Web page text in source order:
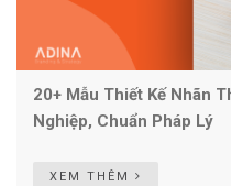
20+ Mẫu Thiết Kế Nhãn
Nghiệp, Chuẩn Pháp Lý
XEM THÊM